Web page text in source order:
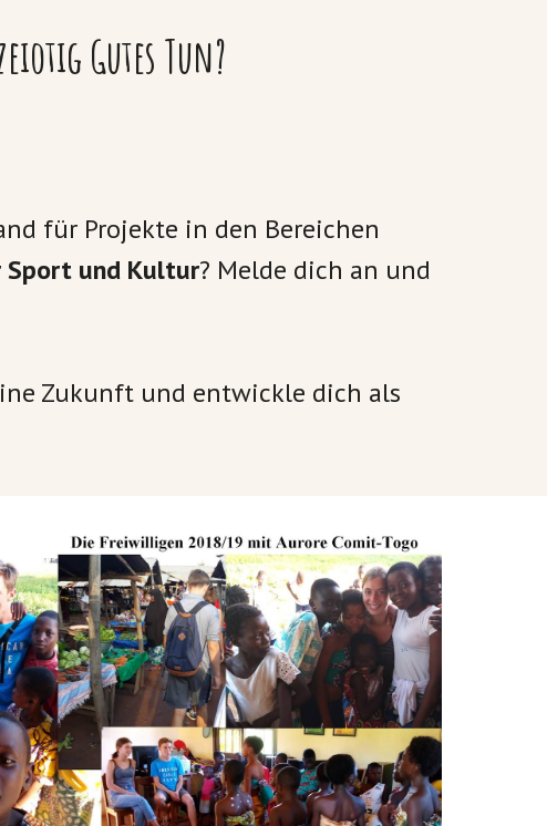
Gutes Tun?
für Projekte in den Bereichen
Sport und Kultur? Melde dich an und
Zukunft und entwickle dich als